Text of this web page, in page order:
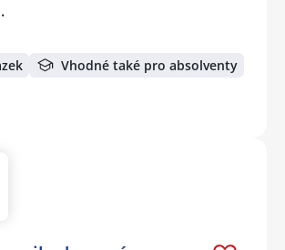
Vhodné také pro absolventy